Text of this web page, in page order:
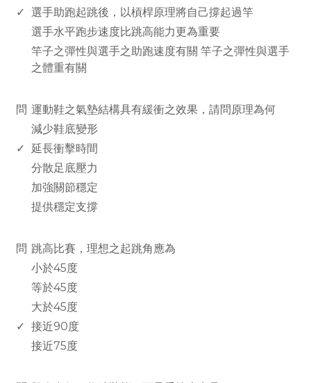
✓ 選手助跑起跳後，以槓桿原理將自己撐起過竿
選手水平跑步速度比跳高能力更為重要
竿子之彈性與選手之助跑速度有關 竿子之彈性與選手
之體重有關
問 運動鞋之氣墊結構具有緩衝之效果，請問原理為何
減少鞋底變形
✓ 延長衝擊時間
分散足底壓力
加強關節穩定
提供穩定支撐
問 跳高比賽，理想之起跳角應為
小於45度
等於45度
大於45度
✓ 接近90度
接近75度